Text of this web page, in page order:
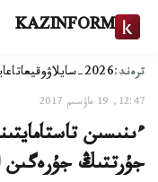
KAZINFORM
ترەند:2026-سايلاۋ وقيعا
12:47, 19 ماۋسىم 2017
جۇرتتىڭ جۇرەگىن